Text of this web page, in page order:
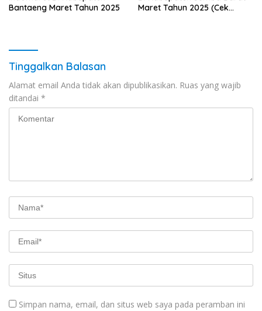
Bantaeng Maret Tahun 2025
Maret Tahun 2025 (Cek
Tinggalkan Balasan
Alamat email Anda tidak akan dipublikasikan. Ruas yang wajib
ditandai *
Simpan nama, email, dan situs web saya pada peramban ini